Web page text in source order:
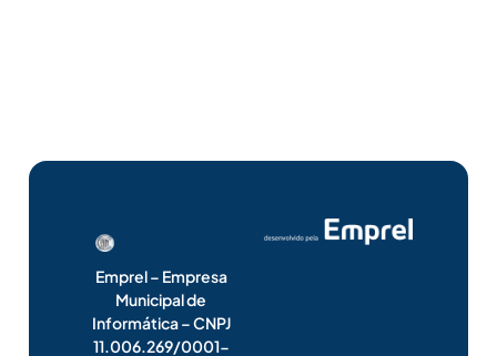
Emprel – Empresa
Municipal de
Informática – CNPJ
11.006.269/0001-